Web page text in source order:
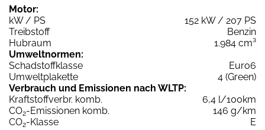
Motor:
kW / PS
152 kW / 207 PS
Treibstoff
Benzin
Hubraum
1.984 cm³
Umweltnormen:
Schadstoffklasse
Euro6
Umweltplakette
4 (Green)
Verbrauch und Emissionen nach WLTP:
Kraftstoffverbr. komb.
6,4 l/100km
CO2-Emissionen komb.
146 g/km
CO2-Klasse
E